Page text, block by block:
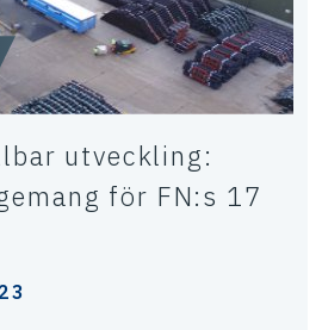
utveckling:
för FN:s 17